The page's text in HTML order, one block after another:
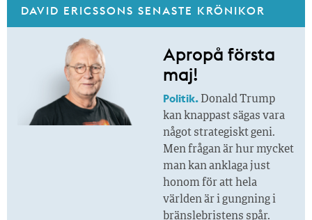
DAVID ERICSSONS SENASTE KRÖNIKOR
Apropå första
maj!
Politik. Donald Trump
kan knappast sägas vara
något strategiskt geni.
Men frågan är hur mycket
man kan anklaga just
honom för att hela
världen är i gungning i
bränslebristens spår.